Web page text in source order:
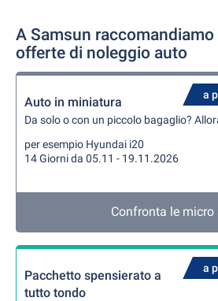
A Samsun
offerte di noleggio auto
a
Auto in miniatura
Da solo o con un piccolo bagaglio?
per esempio Hyundai i20
14 Giorni da 05.11 - 19.11.2026
Confronta le micro
a
Pacchetto spensierato a
tutto tondo